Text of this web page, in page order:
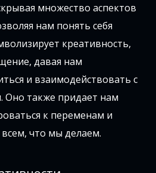
множество аспектов
нам понять себя
креативность,
давая нам
и взаимодействовать с
также придает нам
к переменам и
что мы делаем.